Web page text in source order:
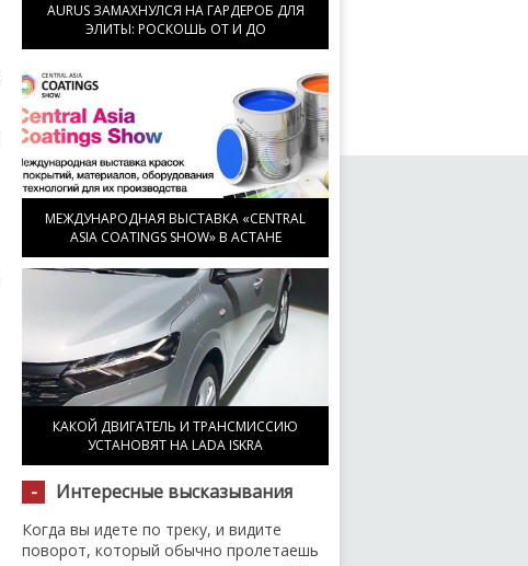
AURUS ЗАМАХНУЛСЯ НА ГАРДЕРОБ ДЛЯ
ЭЛИТЫ: РОСКОШЬ ОТ И ДО
МЕЖДУНАРОДНАЯ ВЫСТАВКА «CENTRAL
ASIA COATINGS SHOW» В АСТАНЕ
КАКОЙ ДВИГАТЕЛЬ И ТРАНСМИССИЮ
УСТАНОВЯТ НА LADA ISKRA
Интересные высказывания
Когда вы идете по треку, и видите
поворот, который обычно пролетаешь